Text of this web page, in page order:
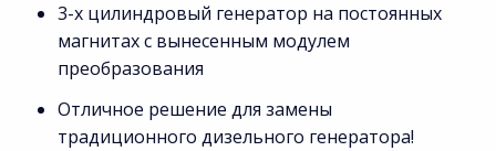
3-х цилиндровый генератор на постоянных
магнитах с вынесенным модулем
преобразования
Отличное решение для замены
традиционного дизельного генератора!